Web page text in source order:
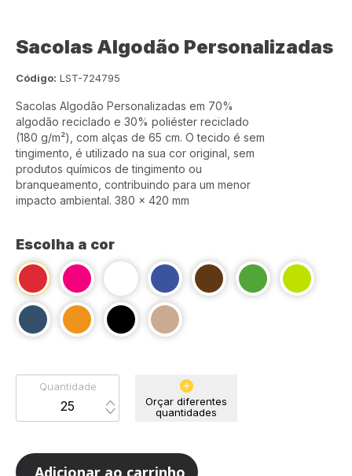
Sacolas Algodão Personalizadas
Código: LST-724795
Sacolas Algodão Personalizadas em 70%
algodão reciclado e 30% poliéster reciclado
(180 g/m²), com alças de 65 cm. O tecido é sem
tingimento, é utilizado na sua cor original, sem
produtos químicos de tingimento ou
branqueamento, contribuindo para um menor
impacto ambiental. 380 x 420 mm
Escolha a cor
Quantidade
Orçar diferentes
quantidades
Adicionar ao carrinho